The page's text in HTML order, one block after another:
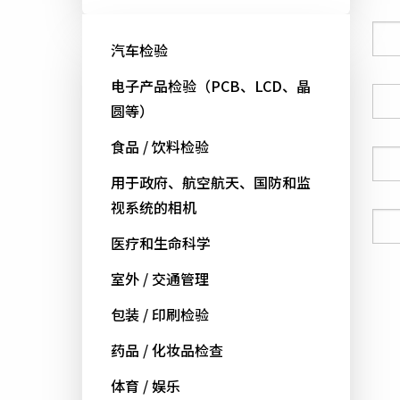
汽车检验
电子产品检验（PCB、LCD、晶
圆等）
食品 / 饮料检验
用于政府、航空航天、国防和监
视系统的相机
医疗和生命科学
室外 / 交通管理
包装 / 印刷检验
药品 / 化妆品检查
体育 / 娱乐
国家